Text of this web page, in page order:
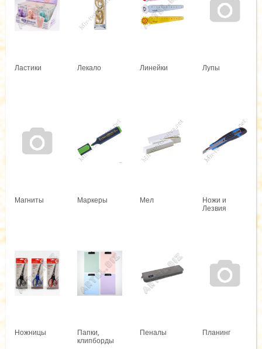
Ластики Лекало Линейки Лупы
Магниты Маркеры Мел
Ножи и
Лезвия
Ножницы
Папки,
клипборды
Пеналы Планинг